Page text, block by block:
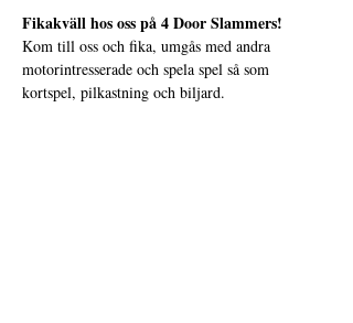
Fikakväll hos oss på 4 Door Slammers!
Kom till oss och fika, umgås med andra
motorintresserade och spela spel så som
kortspel, pilkastning och biljard.